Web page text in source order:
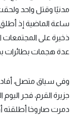
ذخيرة على
عدة هجمات بطائرات
وفي سياق متصل،
جزيرة القرم، فجر
دمرت صاروخا أطلقته